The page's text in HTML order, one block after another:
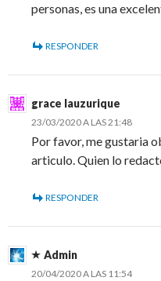
personas, es una
RESPONDER
grace lauzurique
23/03/2020 A LAS 21:48
Por favor, me gustaria
articulo. Quien lo
RESPONDER
Admin
20/04/2020 A LAS 11:54